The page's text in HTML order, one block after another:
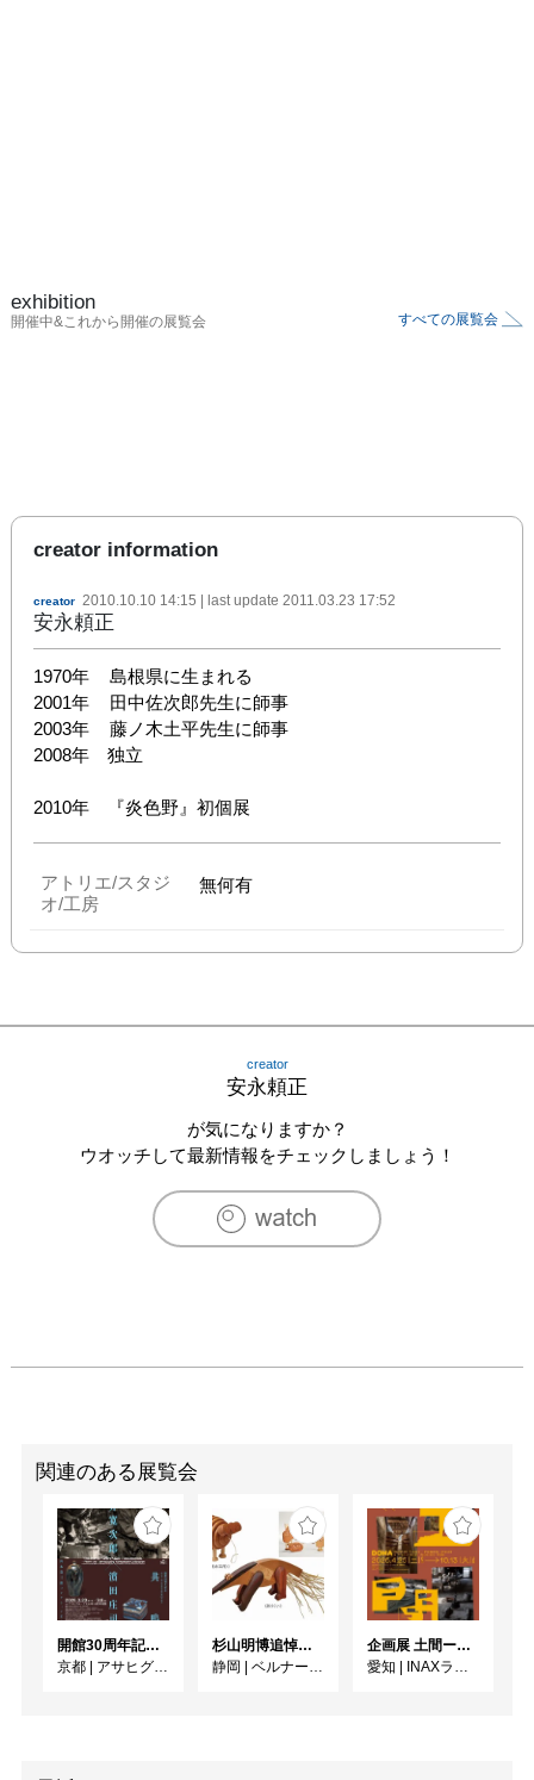
exhibition
開催中&これから開催の展覧会 すべての展覧会
creator information
creator 2010.10.10 14:15 | last update 2011.03.23 17:52
安永頼正
1970年	島根県に生まれる
2001年	田中佐次郎先生に師事
2003年	藤ノ木土平先生に師事
2008年　独立
2010年　『炎色野』初個展
アトリエ/スタジ
オ/工房
無何有
creator
安永頼正
が気になりますか？
ウオッチして最新情報をチェックしましょう！
関連のある展覧会
開館30周年記念 山本爲三郎・河井寬次郎没後60年記念 「共鳴 河井寬次郎 × 濱田庄司 ー山本爲三郎コレクションより」
京都 | アサヒグループ大山崎山荘美術館
杉山明博追悼展 木とわたし―木工の妙技と美術教育
静岡 | ベルナール・ビュフェ美術館
企画展 土間ーつくって、つかって、再発見ー
愛知 | INAXライブミュージアム